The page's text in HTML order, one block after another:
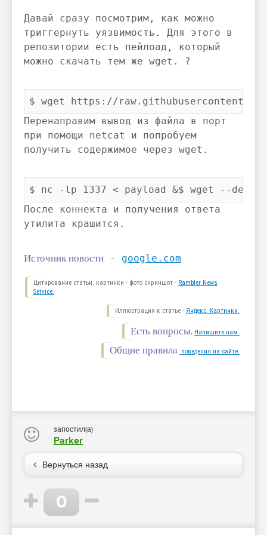
Давай сразу посмотрим, как можно
триггернуть уязвимость. Для этого в
репозитории есть пейлоад, который
можно скачать тем же wget. ?
$ wget https://
Перенаправим вывод из файла в порт
при помощи netcat и попробуем
получить содержимое через wget.
$ nc -lp 1337 < payload &$ wget --
После коннекта и получения ответа
утилита крашится.
Источник новости - google.com
Цитирование статьи, картинки - фото скриншот - Rambler News
Service.
Иллюстрация к статье - Яндекс. Картинки.
Есть вопросы. Напишите нам.
Общие правила поведения на сайте.
запостил(а)
Parker
Вернуться назад
0